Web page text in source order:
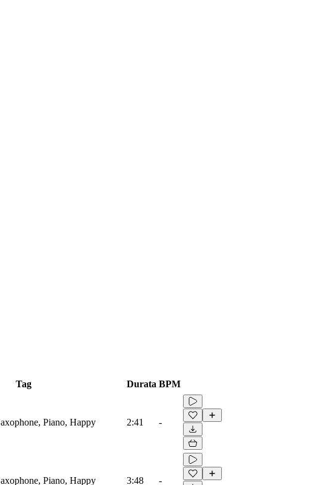
Tag Durata BPM
Piano, Happy 2:41 -
Piano, Happy 3:48 -